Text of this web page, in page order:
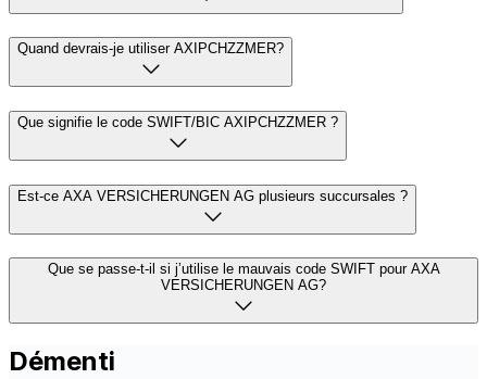
Quand devrais-je utiliser AXIPCHZZMER?
Que signifie le code SWIFT/BIC AXIPCHZZMER ?
Est-ce AXA VERSICHERUNGEN AG plusieurs succursales ?
Que se passe-t-il si j’utilise le mauvais code SWIFT pour AXA
VERSICHERUNGEN AG?
Démenti